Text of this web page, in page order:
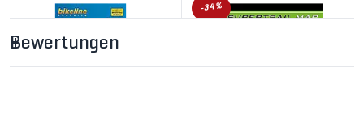
-34%
Bewertungen